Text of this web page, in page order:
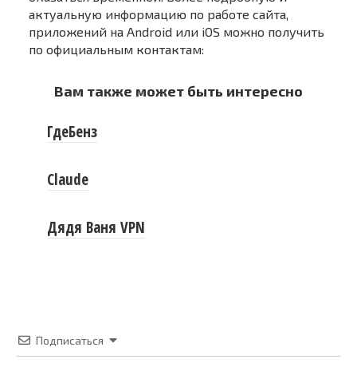
актуальную информацию по работе сайта,
приложений на Android или iOS можно получить
по официальным контактам:
Вам также может быть интересно
ГдеБенз
Claude
Дядя Ваня VPN
Подписаться